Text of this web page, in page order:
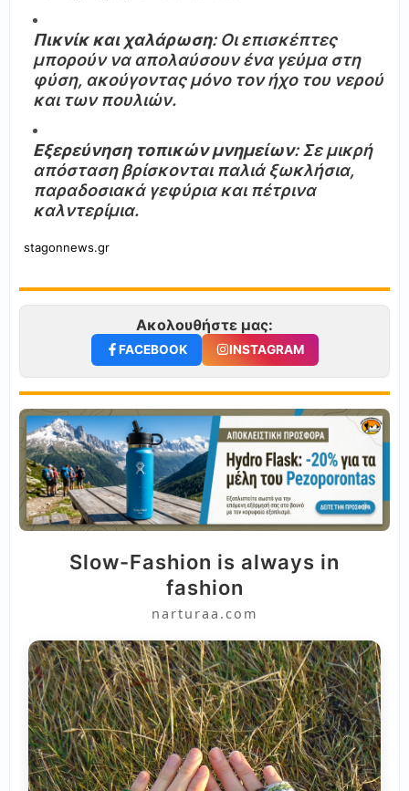
Πικνίκ και χαλάρωση: Οι επισκέπτες
μπορούν να απολαύσουν ένα γεύμα στη
φύση, ακούγοντας μόνο τον ήχο του νερού
και των πουλιών.
Εξερεύνηση τοπικών μνημείων: Σε μικρή
απόσταση βρίσκονται παλιά ξωκλήσια,
παραδοσιακά γεφύρια και πέτρινα
καλντερίμια.
stagonnews.gr
Ακολουθήστε μας:
FACEBOOK INSTAGRAM
Slow-Fashion is always in
fashion
narturaa.com